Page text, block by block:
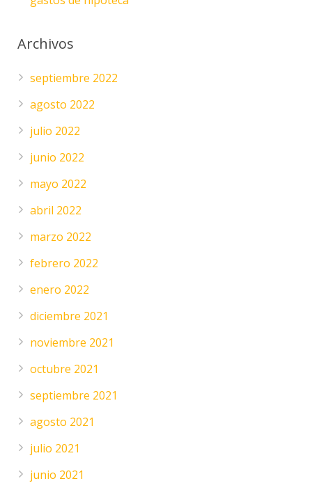
Archivos
septiembre 2022
agosto 2022
julio 2022
junio 2022
mayo 2022
abril 2022
marzo 2022
febrero 2022
enero 2022
diciembre 2021
noviembre 2021
octubre 2021
septiembre 2021
agosto 2021
julio 2021
junio 2021